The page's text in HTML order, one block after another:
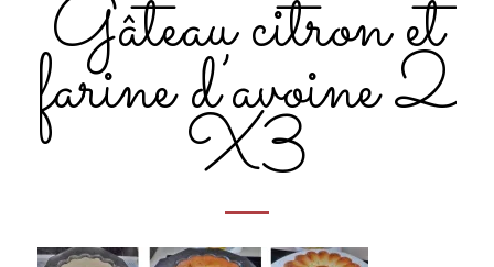
Gâteau citron et
farine d’avoine 2
X3